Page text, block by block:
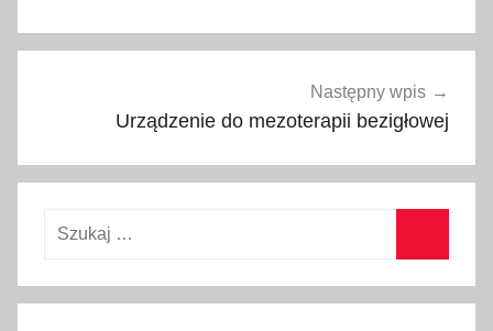
Następny wpis
Urządzenie do mezoterapii bezigłowej
Szukaj: